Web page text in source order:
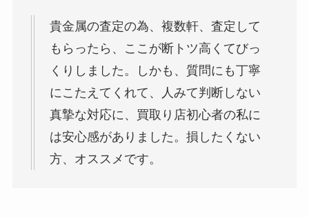
貴金属の査定の為、複数軒、査定して
もらったら、ここが断トツ高くてびっ
くりしました。しかも、質問にも丁寧
にこたえてくれて、人みて判断しない
真摯な対応に、買取り店初心者の私に
は安心感がありました。損したくない
方、オススメです。